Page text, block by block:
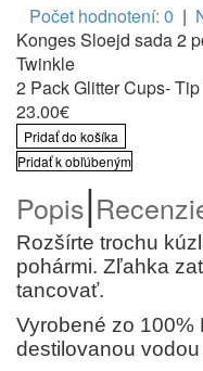
Počet hodnotení: 0 |
Konges Sloejd sada 2
Twinkle
2 Pack Glitter Cups-
23.00€
Pridať do košíka
Pridať k obľúbeným
Popis|
Rozšírte trochu
pohármi. Zľahka
tancovať.
Vyrobené zo 100%
destilovanou